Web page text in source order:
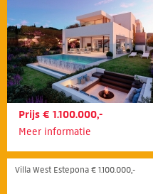
Prijs € 1.100.000,-
Meer informatie
Villa West Estepona € 1.100.000,-